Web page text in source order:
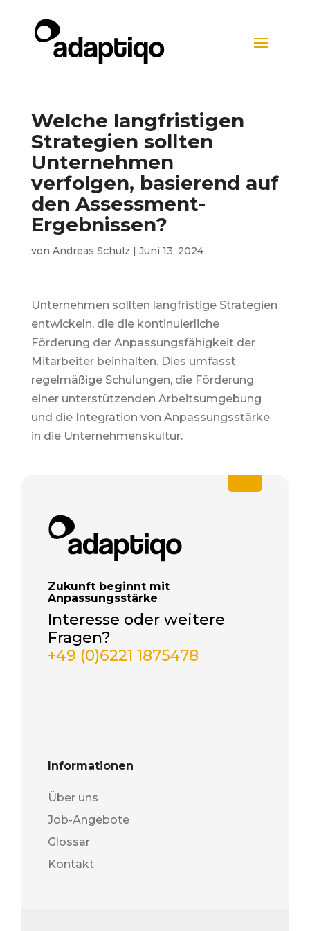
Welche langfristigen
Strategien sollten
Unternehmen
verfolgen, basierend auf
den Assessment-
Ergebnissen?
von Andreas Schulz | Juni 13, 2024
Unternehmen sollten langfristige Strategien
entwickeln, die die kontinuierliche
Förderung der Anpassungsfähigkeit der
Mitarbeiter beinhalten. Dies umfasst
regelmäßige Schulungen, die Förderung
einer unterstützenden Arbeitsumgebung
und die Integration von Anpassungsstärke
in die Unternehmenskultur.
Zukunft beginnt mit
Anpassungsstärke
Interesse oder weitere
Fragen?
+49 (0)6221 1875478
Informationen
Über uns
Job-Angebote
Glossar
Kontakt